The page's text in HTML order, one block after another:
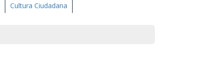
Cultura Ciudadana